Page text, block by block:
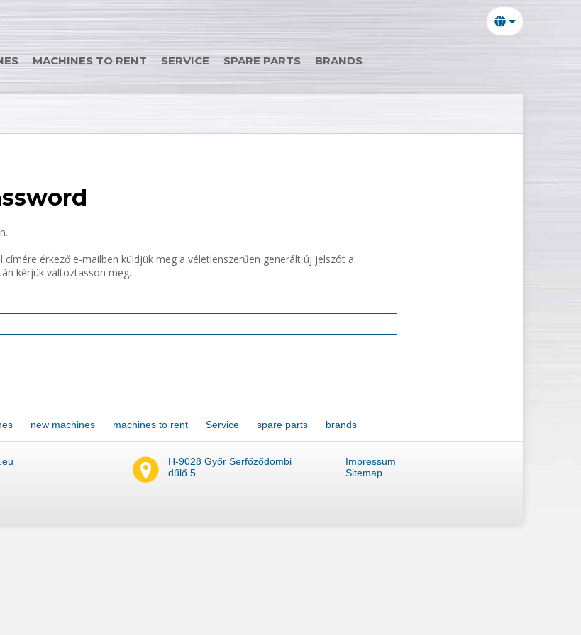
MACHINES TO RENT SERVICE SPARE PARTS BRANDS
címére érkező e-mailben küldjük meg a véletlenszerűen generált új jelszót a
kérjük változtasson meg.
new machines machines to rent Service spare parts brands
H-9028 Győr Serfőződombi
dűlő 5.
Impressum
Sitemap
New password